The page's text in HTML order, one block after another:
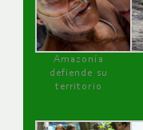
Amazonía
defiende su
territorio